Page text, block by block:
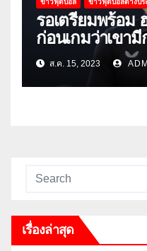
ข่าวฟุตบอล ข่าวฟุตบอลต่างปร
รอเตรียมพร้อม
ก่อนเกมว่าเขา
ลำบาก
ส.ค. 15, 2023
เรื่องล่าสุด